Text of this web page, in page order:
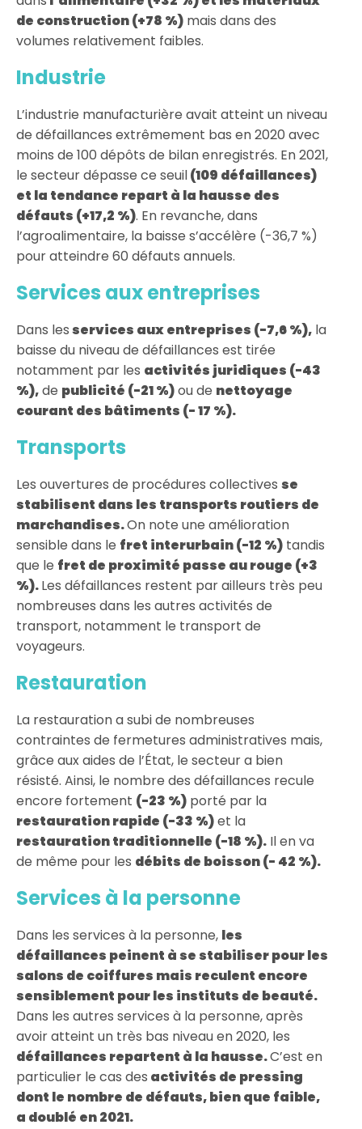
de construction (+78 %) mais dans des
volumes relativement faibles.
Industrie
L’industrie manufacturière avait atteint un niveau
de défaillances extrêmement bas en 2020 avec
moins de 100 dépôts de bilan enregistrés. En 2021,
le secteur dépasse ce seuil(109 défaillances)
et la tendance repart à la hausse des
défauts (+17,2 %). En revanche, dans
l’agroalimentaire, la baisse s’accélère (-36,7 %)
pour atteindre 60 défauts annuels.
Services aux entreprises
Dans lesservices aux entreprises (-7,6 %), la
baisse du niveau de défaillances est tirée
notamment par les activités juridiques (-43
%),de publicité (-21 %)ou de nettoyage
courant des bâtiments (- 17 %).
Transports
Les ouvertures de procédures collectives se
stabilisent dans les transports routiers de
marchandises.On note une amélioration
sensible dans le fret interurbain (-12 %) tandis
que le fret de proximité passe au rouge (+3
%).Les défaillances restent par ailleurs très peu
nombreuses dans les autres activités de
transport, notamment le transport de
voyageurs.
Restauration
La restauration a subi de nombreuses
contraintes de fermetures administratives mais,
grâce aux aides de l’État, le secteur a bien
résisté. Ainsi, le nombre des défaillances recule
encore fortement (-23 %) porté par la
restauration rapide (-33 %)et la
restauration traditionnelle (-18 %). Il en va
de même pour les débits de boisson (- 42 %).
Services à la personne
Dans les services à la personne, les
défaillances peinent à se stabiliser pour les
salons de coiffures mais reculent encore
sensiblement pour les instituts de beauté.
Dans les autres services à la personne, après
avoir atteint un très bas niveau en 2020, les
défaillances repartent à la hausse.C’est en
particulier le cas des activités de pressing
dont le nombre de défauts, bien que faible,
a doublé en 2021.